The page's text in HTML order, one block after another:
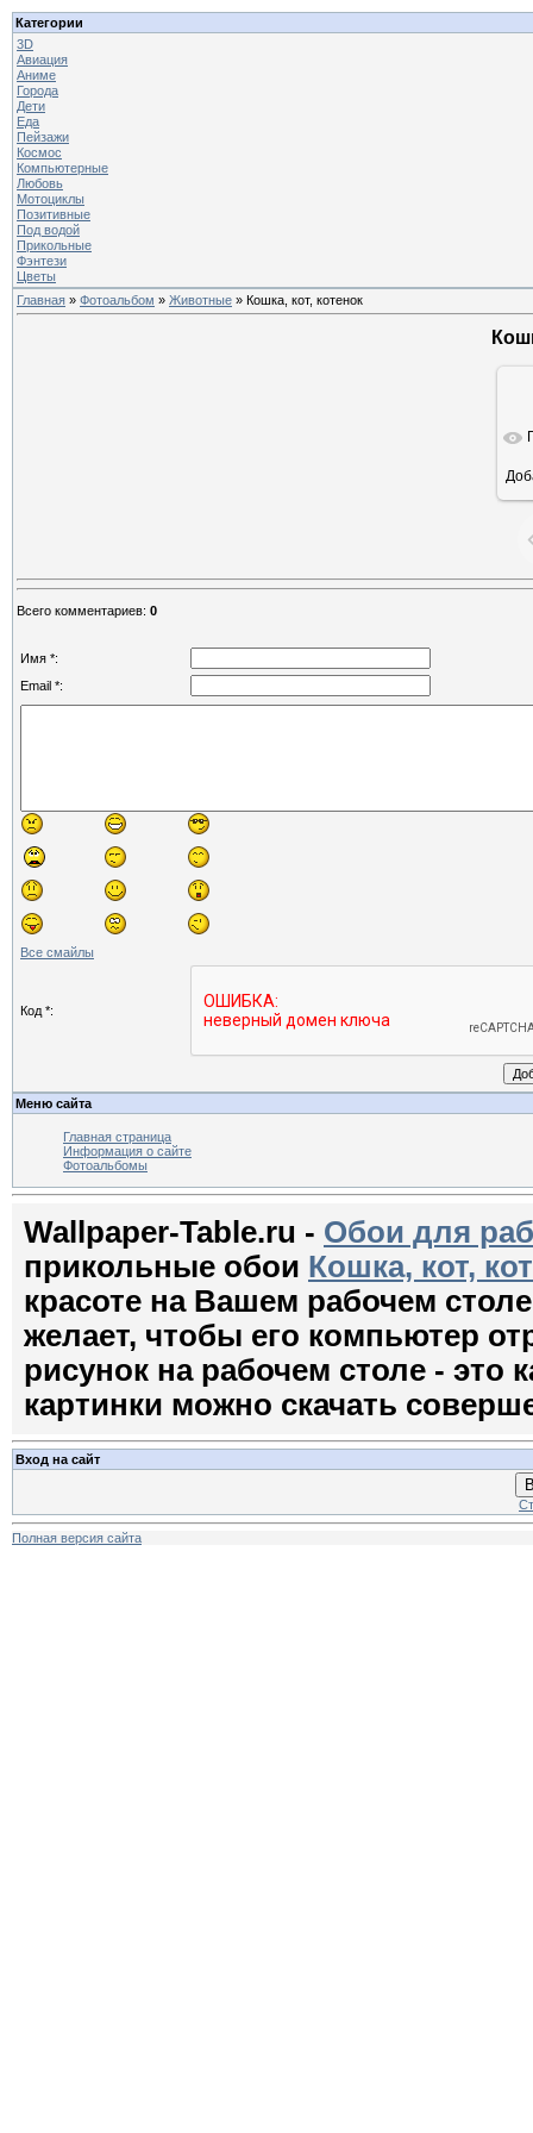
Категории
3D
Авиация
Аниме
Города
Дети
Еда
Пейзажи
Космос
Компьютерные
Любовь
Мотоциклы
Позитивные
Под водой
Прикольные
Фэнтези
Цветы
Главная » Фотоальбом » Животные » Кошка, кот, котенок
Всего комментариев: 0
Имя *:
Email *:
Все смайлы
Код *:
Меню сайта
Главная страница
Информация о сайте
Фотоальбомы
Wallpaper-Table.ru - Обои для
прикольные обои Кошка, кот,
красоте на Вашем рабочем
желает, чтобы его компьютер
рисунок на рабочем столе - это
картинки можно скачать
Вход на сайт
Полная версия сайта